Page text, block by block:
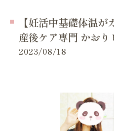
【妊活中基礎体温
産後ケア専門 かおり
2023/08/18